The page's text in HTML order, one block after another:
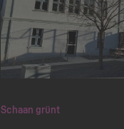
Schaan grünt